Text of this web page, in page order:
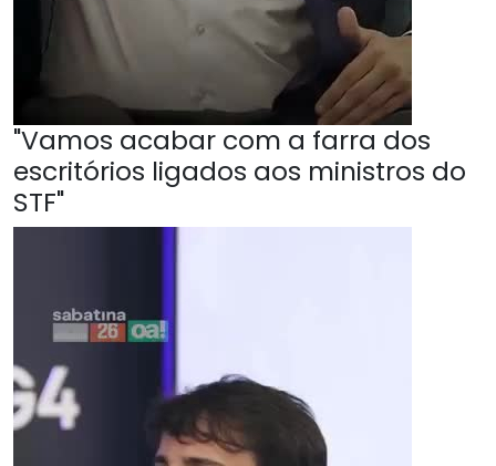
"Vamos acabar com a farra dos
escritórios ligados aos ministros do
STF"